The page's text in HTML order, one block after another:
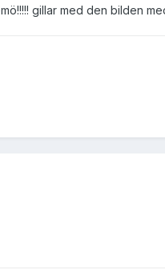
gillar med den bilden